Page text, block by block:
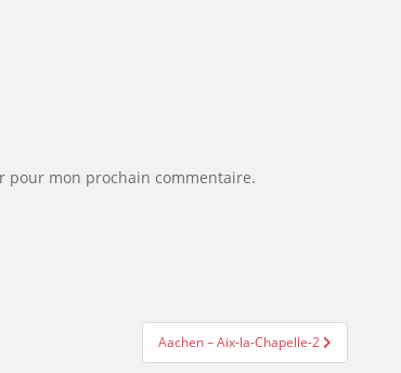
pour mon prochain commentaire.
Aachen – Aix-la-Chapelle-2